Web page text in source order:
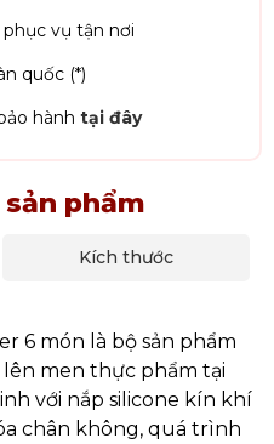
vụ tận nơi
quốc (*)
hành tại đây
phẩm
Kích thước
6 món là bộ sản phẩm
men thực phẩm tại
với nắp silicone kín khí
chân không, quá trình